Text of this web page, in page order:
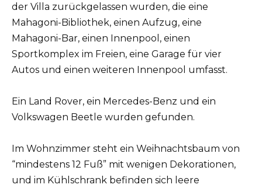
der Villa zurückgelassen wurden, die eine
Mahagoni-Bibliothek, einen Aufzug, eine
Mahagoni-Bar, einen Innenpool, einen
Sportkomplex im Freien, eine Garage für vier
Autos und einen weiteren Innenpool umfasst.
Ein Land Rover, ein Mercedes-Benz und ein
Volkswagen Beetle wurden gefunden.
Im Wohnzimmer steht ein Weihnachtsbaum von
“mindestens 12 Fuß” mit wenigen Dekorationen,
und im Kühlschrank befinden sich leere